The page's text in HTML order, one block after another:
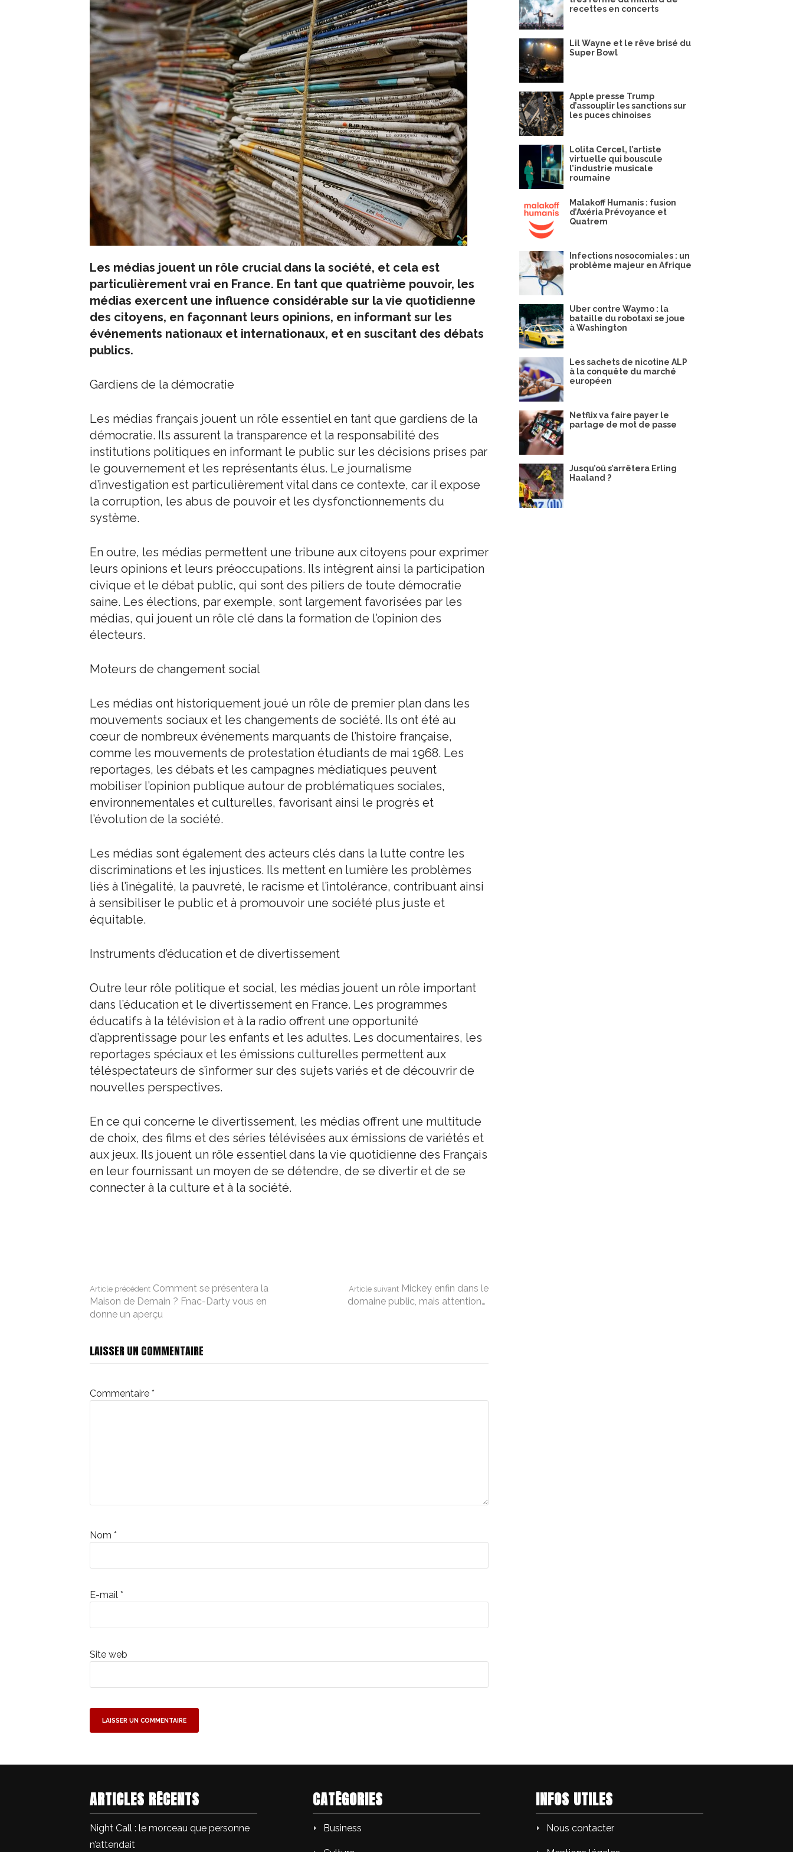
Les médias jouent un rôle crucial dans la société, et cela est
particulièrement vrai en France. En tant que quatrième pouvoir, les
médias exercent une influence considérable sur la vie quotidienne
des citoyens, en façonnant leurs opinions, en informant sur les
événements nationaux et internationaux, et en suscitant des débats
publics.
Gardiens de la démocratie
Les médias français jouent un rôle essentiel en tant que gardiens de la
démocratie. Ils assurent la transparence et la responsabilité des
institutions politiques en informant le public sur les décisions prises par
le gouvernement et les représentants élus. Le journalisme
d’investigation est particulièrement vital dans ce contexte, car il expose
la corruption, les abus de pouvoir et les dysfonctionnements du
système.
En outre, les médias permettent une tribune aux citoyens pour exprimer
leurs opinions et leurs préoccupations. Ils intègrent ainsi la participation
civique et le débat public, qui sont des piliers de toute démocratie
saine. Les élections, par exemple, sont largement favorisées par les
médias, qui jouent un rôle clé dans la formation de l’opinion des
électeurs.
Moteurs de changement social
Les médias ont historiquement joué un rôle de premier plan dans les
mouvements sociaux et les changements de société. Ils ont été au
cœur de nombreux événements marquants de l’histoire française,
comme les mouvements de protestation étudiants de mai 1968. Les
reportages, les débats et les campagnes médiatiques peuvent
mobiliser l’opinion publique autour de problématiques sociales,
environnementales et culturelles, favorisant ainsi le progrès et
l’évolution de la société.
Les médias sont également des acteurs clés dans la lutte contre les
discriminations et les injustices. Ils mettent en lumière les problèmes
liés à l’inégalité, la pauvreté, le racisme et l’intolérance, contribuant ainsi
à sensibiliser le public et à promouvoir une société plus juste et
équitable.
Instruments d’éducation et de divertissement
Outre leur rôle politique et social, les médias jouent un rôle important
dans l’éducation et le divertissement en France. Les programmes
éducatifs à la télévision et à la radio offrent une opportunité
d’apprentissage pour les enfants et les adultes. Les documentaires, les
reportages spéciaux et les émissions culturelles permettent aux
téléspectateurs de s’informer sur des sujets variés et de découvrir de
nouvelles perspectives.
En ce qui concerne le divertissement, les médias offrent une multitude
de choix, des films et des séries télévisées aux émissions de variétés et
aux jeux. Ils jouent un rôle essentiel dans la vie quotidienne des Français
en leur fournissant un moyen de se détendre, de se divertir et de se
connecter à la culture et à la société.
Lire
la
suite
Article précédent Comment se présentera la
Maison de Demain ? Fnac-Darty vous en
donne un aperçu
Article suivant Mickey enfin dans le
domaine public, mais attention…
LAISSER UN COMMENTAIRE
Commentaire *
Nom *
E-mail *
Site web
recettes en concerts
Lil Wayne et le rêve brisé du
Super Bowl
Apple presse Trump
d’assouplir les sanctions sur
les puces chinoises
Lolita Cercel, l’artiste
virtuelle qui bouscule
l’industrie musicale
roumaine
Malakoff Humanis : fusion
d’Axéria Prévoyance et
Quatrem
Infections nosocomiales : un
problème majeur en Afrique
Uber contre Waymo : la
bataille du robotaxi se joue
à Washington
Les sachets de nicotine ALP
à la conquête du marché
européen
Netflix va faire payer le
partage de mot de passe
Jusqu’où s’arrêtera Erling
Haaland ?
ARTICLES RÉCENTS
Night Call : le morceau que personne
n’attendait
CATÉGORIES
Business
INFOS UTILES
Nous contacter